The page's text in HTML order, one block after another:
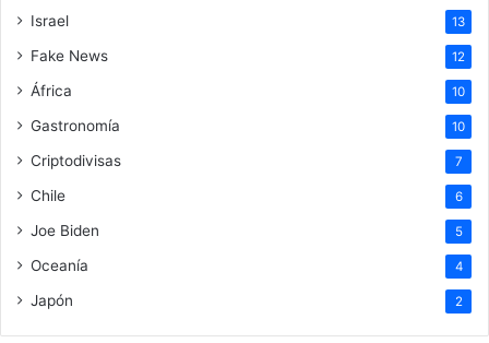
Israel 13
Fake News 12
África 10
Gastronomía 10
Criptodivisas 7
Chile 6
Joe Biden 5
Oceanía 4
Japón 2